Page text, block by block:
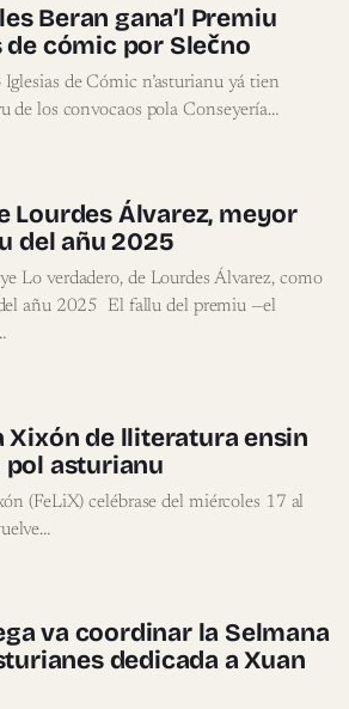
Beran gana’l Premiu
cómic por Slečno
de Cómic n’asturianu yá tien
de los convocaos pola Conseyería…
Lourdes Álvarez, meyor
del añu 2025
Lo verdadero, de Lourdes Álvarez, como
añu 2025 El fallu del premiu —el
Xixón de lliteratura ensin
asturianu
(FeLiX) celébrase del miércoles 17 al
va coordinar la Selmana
dedicada a Xuan